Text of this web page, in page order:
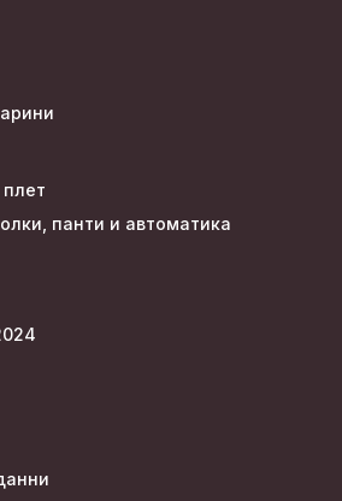
панти и автоматика